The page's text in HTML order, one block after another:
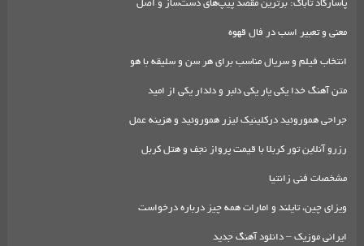
پاسارگاد تاباک: برترین مقصد پیپ‌های دست‌ساز و اصل
معنی و تعبیر اسب در فال قهوه
انتخاب فیلم و سریال مناسب برای هر سن و سلیقه با هو
متن آهنگ خدا یکی یار یکی دلبر و دلدار یکی از امید
جراحی هموروئید درکلینیک لیزر هموروئید و هزینه عمل
رزرو آنلاین تور کربلا با قیمت پرواز نجف و هتل کربل
مشخصات فنی زانتیا
ویزای چین، تایلند و امارات همه چیز درباره درخواست
ایرانی موزیک – دانلود آهنگ جدید